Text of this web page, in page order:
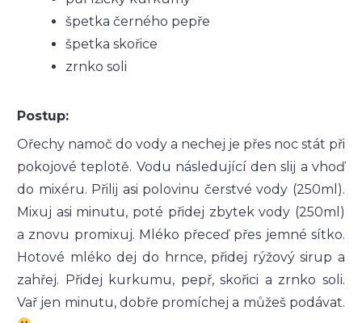
špetka černého pepře
špetka skořice
zrnko soli
Postup:
Ořechy namoč do vody a nechej je přes noc stát při
pokojové teplotě. Vodu následující den slij a vhoď
do mixéru. Přilij asi polovinu čerstvé vody (250ml).
Mixuj asi minutu, poté přidej zbytek vody (250ml)
a znovu promixuj. Mléko přeceď přes jemné sítko.
Hotové mléko dej do hrnce, přidej rýžový sirup a
zahřej. Přidej kurkumu, pepř, skořici a zrnko soli.
Vař jen minutu, dobře promíchej a můžeš podávat.